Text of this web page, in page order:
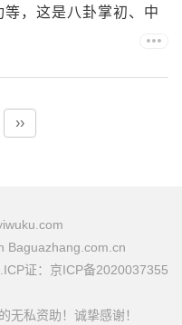
，这是八卦掌初、中
入程氏八卦掌高级阶
››
Baguazhang.com.cn
证：京ICP备2020037355
无私资助！诚挚感谢！